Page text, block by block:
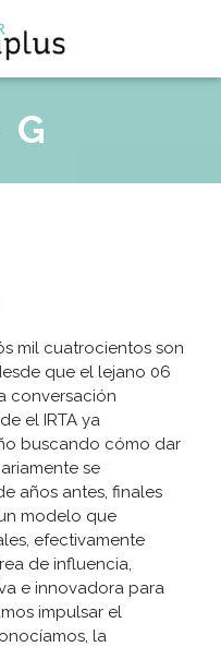
mil cuatrocientos son
que el lejano 06
conversación
el IRTA ya
buscando cómo dar
se
años antes, finales
modelo que
efectivamente
de influencia,
e innovadora para
impulsar el
la